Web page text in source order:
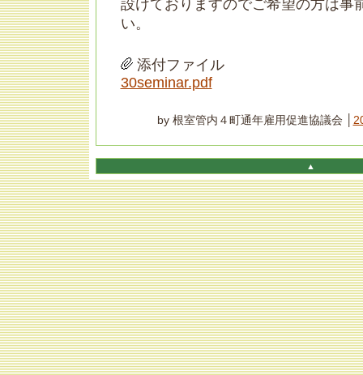
設けておりますのでご希望の方は事
い。
添付ファイル
30seminar.pdf
by 根室管内４町通年雇用促進協議会 │
▲